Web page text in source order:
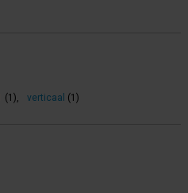
(1), verticaal (1)